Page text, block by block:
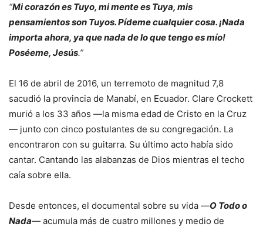
“Mi corazón es Tuyo, mi mente es Tuya, mis
pensamientos son Tuyos. Pídeme cualquier cosa. ¡Nada
importa ahora, ya que nada de lo que tengo es mío!
Poséeme, Jesús.”
El 16 de abril de 2016, un terremoto de magnitud 7,8
sacudió la provincia de Manabí, en Ecuador. Clare Crockett
murió a los 33 años —la misma edad de Cristo en la Cruz
— junto con cinco postulantes de su congregación. La
encontraron con su guitarra. Su último acto había sido
cantar. Cantando las alabanzas de Dios mientras el techo
caía sobre ella.
Desde entonces, el documental sobre su vida —O Todo o
Nada— acumula más de cuatro millones y medio de